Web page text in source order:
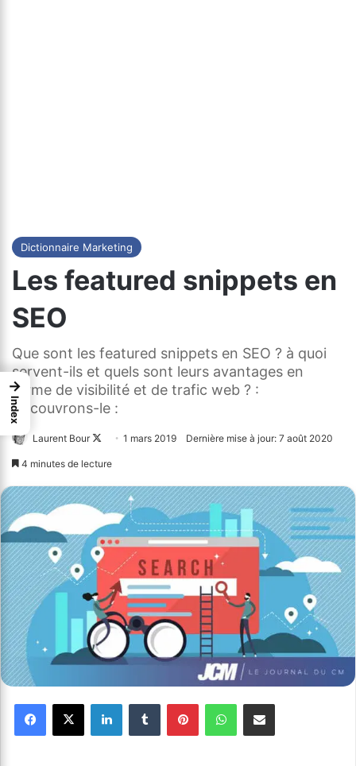
Dictionnaire Marketing
Les featured snippets en
SEO
Que sont les featured snippets en SEO ? à quoi
servent-ils et quels sont leurs avantages en
terme de visibilité et de trafic web ? :
Decouvrons-le :
Laurent Bour
Follow1 mars 2019 Dernière mise à jour: 7 août 2020
4 minutes de lecture
→
Index